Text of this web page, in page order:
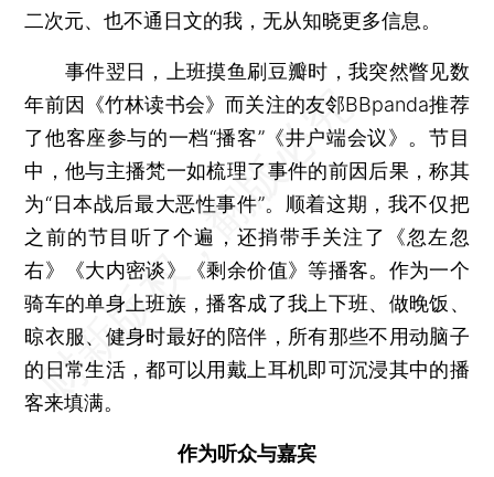
二次元、也不通日文的我，无从知晓更多信息。
事件翌日，上班摸鱼刷豆瓣时，我突然瞥见数
年前因《竹林读书会》而关注的友邻BBpanda推荐
了他客座参与的一档“播客”《井户端会议》。节目
中，他与主播梵一如梳理了事件的前因后果，称其
为“日本战后最大恶性事件”。顺着这期，我不仅把
之前的节目听了个遍，还捎带手关注了《忽左忽
右》《大内密谈》《剩余价值》等播客。作为一个
骑车的单身上班族，播客成了我上下班、做晚饭、
晾衣服、健身时最好的陪伴，所有那些不用动脑子
的日常生活，都可以用戴上耳机即可沉浸其中的播
客来填满。
作为听众与嘉宾